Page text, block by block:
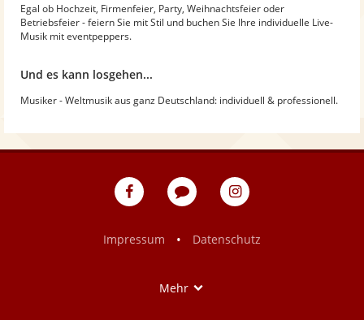
Egal ob Hochzeit, Firmenfeier, Party, Weihnachtsfeier oder
Betriebsfeier - feiern Sie mit Stil und buchen Sie Ihre individuelle Live-
Musik mit eventpeppers.
Und es kann losgehen...
Musiker - Weltmusik aus ganz Deutschland: individuell & professionell.
eventpeppers
Blog
eventpeppers
Impressum
• Datenschutz
Mehr